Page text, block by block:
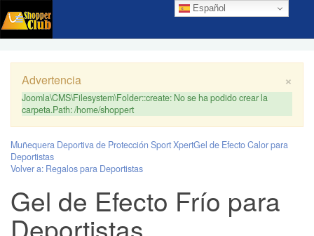
Español
×
Advertencia
Joomla\CMS\Filesystem\Folder::create: No se ha podido crear la
carpeta.Path: /home/shoppert
Muñequera Deportiva de Protección Sport XpertGel de Efecto Calor para
Deportistas
Volver a: Regalos para Deportistas
Gel de Efecto Frío para
Deportistas